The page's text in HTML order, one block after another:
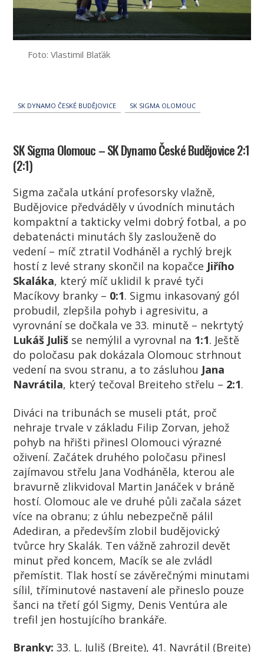
Foto: Vlastimil Blaťák
SK DYNAMO ČESKÉ BUDĚJOVICE SK SIGMA OLOMOUC
SK Sigma Olomouc – SK Dynamo České Budějovice 2:1
(2:1)
Sigma začala utkání profesorsky vlažně,
Budějovice předváděly v úvodních minutách
kompaktní a takticky velmi dobrý fotbal, a po
debatenácti minutách šly zaslouženě do
vedení – míč ztratil Vodháněl a rychlý brejk
hostí z levé strany skončil na kopačce Jiřího
Skaláka, který míč uklidil k pravé tyči
Macíkovy branky – 0:1. Sigmu inkasovaný gól
probudil, zlepšila pohyb i agresivitu, a
vyrovnání se dočkala ve 33. minutě – nekrtytý
Lukáš Juliš se nemýlil a vyrovnal na 1:1. Ještě
do poločasu pak dokázala Olomouc strhnout
vedení na svou stranu, a to zásluhou Jana
Navrátila, který tečoval Breiteho střelu – 2:1.
Diváci na tribunách se museli ptát, proč
nehraje trvale v základu Filip Zorvan, jehož
pohyb na hřišti přinesl Olomouci výrazné
oživení. Začátek druhého poločasu přinesl
zajímavou střelu Jana Vodháněla, kterou ale
bravurně zlikvidoval Martin Janáček v bráně
hostí. Olomouc ale ve druhé půli začala sázet
více na obranu; z úhlu nebezpečně pálil
Adediran, a především zlobil budějovický
tvůrce hry Skalák. Ten vážně zahrozil devět
minut před koncem, Macík se ale zvládl
přemístit. Tlak hostí se závěrečnými minutami
sílil, tříminutové nastavení ale přineslo pouze
šanci na třetí gól Sigmy, Denis Ventúra ale
trefil jen hostujícího brankáře.
Branky: 33. L. Juliš (Breite), 41. Navrátil (Breite)